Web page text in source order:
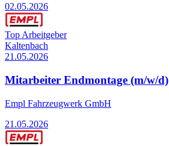
02.05.2026
Top Arbeitgeber
Kaltenbach
21.05.2026
Mitarbeiter Endmontage (m/w/d)
Empl Fahrzeugwerk GmbH
21.05.2026